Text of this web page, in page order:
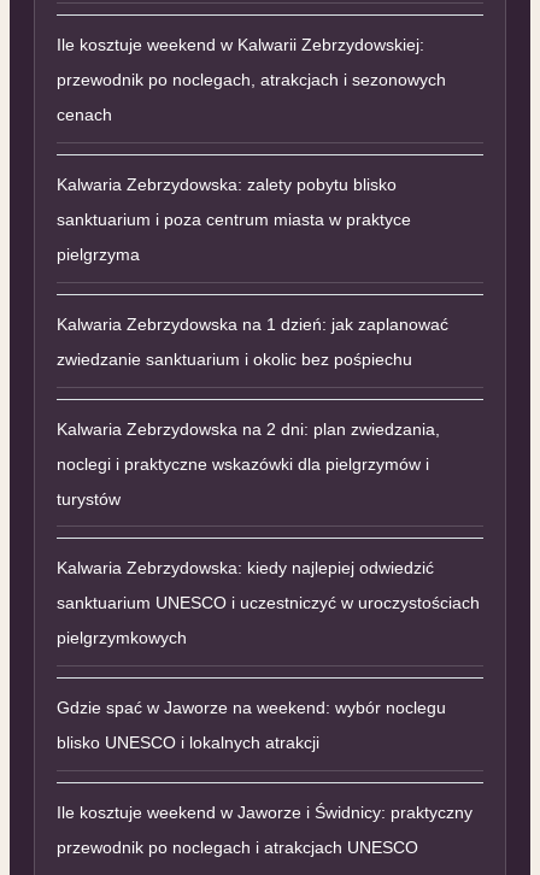
Ile kosztuje weekend w Kalwarii Zebrzydowskiej:
przewodnik po noclegach, atrakcjach i sezonowych
cenach
Kalwaria Zebrzydowska: zalety pobytu blisko
sanktuarium i poza centrum miasta w praktyce
pielgrzyma
Kalwaria Zebrzydowska na 1 dzień: jak zaplanować
zwiedzanie sanktuarium i okolic bez pośpiechu
Kalwaria Zebrzydowska na 2 dni: plan zwiedzania,
noclegi i praktyczne wskazówki dla pielgrzymów i
turystów
Kalwaria Zebrzydowska: kiedy najlepiej odwiedzić
sanktuarium UNESCO i uczestniczyć w uroczystościach
pielgrzymkowych
Gdzie spać w Jaworze na weekend: wybór noclegu
blisko UNESCO i lokalnych atrakcji
Ile kosztuje weekend w Jaworze i Świdnicy: praktyczny
przewodnik po noclegach i atrakcjach UNESCO